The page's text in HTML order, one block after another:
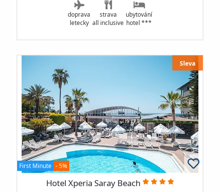
doprava
letecky
strava
all inclusive
ubytování
hotel ***
Sleva
First Minute - 5%
Hotel Xperia Saray Beach